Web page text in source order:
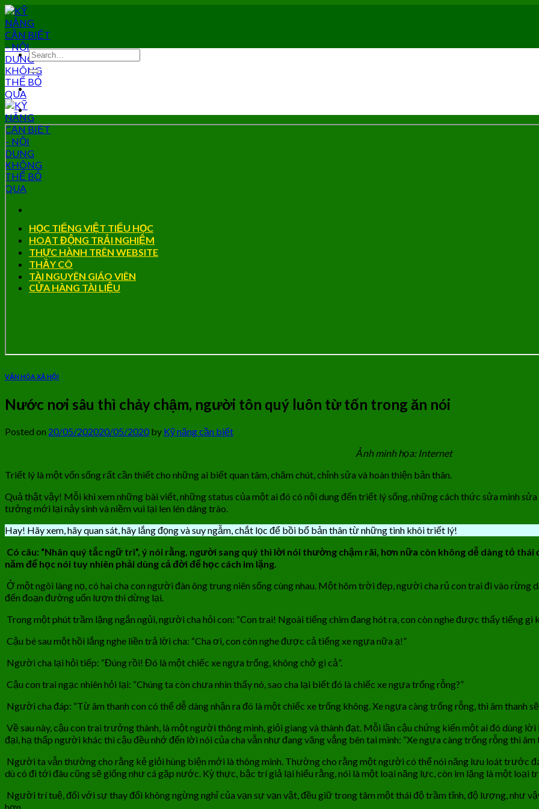
Skip
to
content
HỌC TIẾNG VIỆT TIỂU HỌC
HOẠT ĐỘNG TRẢI NGHIỆM
THỰC HÀNH TRÊN WEBSITE
THẦY CÔ
TÀI NGUYÊN GIÁO VIÊN
CỬA HÀNG TÀI LIỆU
VĂN HÓA XÃ HỘI
Nước nơi sâu thì chảy chậm, người tôn quý luôn từ tốn trong ăn nói
Posted on 20/05/202020/05/2020by Kỹ năng cần biết
Ảnh minh họa: Internet
Triết lý là một vốn sống rất cần thiết cho những ai biết quan tâm, chăm chút, chỉnh sửa và hoàn thiện bản thân.
Quả thật vậy! Mỗi khi xem những bài viết, những status của một ai đó có nội dung đến triết lý sống, những cách thức sửa mình
tưởng mới lại nảy sinh và niềm vui lại len lén dâng trào.
Hay! Hãy xem, hãy quan sát, hãy lắng đọng và suy ngẫm, chắt lọc để bồi bổ bản thân từ những tinh khôi triết lý!
Có câu: “Nhân quý tắc ngữ trì”, ý nói rằng, người sang quý thì lời nói thường chậm rãi, hơn nữa còn không dễ dàng tỏ
năm để học nói tuy nhiên phải dùng cả đời để học cách im lặng.
Ở một ngôi làng nọ, có hai cha con người đàn ông trung niên sống cùng nhau. Một hôm trời đẹp, người cha rủ con trai đi vào rừng
đến đoạn đường uốn lượn thì dừng lại.
Trong một phút trầm lặng ngắn ngủi, người cha hỏi con: “Con trai! Ngoài tiếng chim đang hót ra, con còn nghe được thấy tiếng gì
Cậu bé sau một hồi lắng nghe liền trả lời cha: “Cha ơi, con còn nghe được cả tiếng xe ngựa nữa ạ!”
Người cha lại hỏi tiếp: “Đúng rồi! Đó là một chiếc xe ngựa trống, không chở gì cả”.
Cậu con trai ngạc nhiên hỏi lại: “Chúng ta còn chưa nhìn thấy nó, sao cha lại biết đó là chiếc xe ngựa trống rỗng?”
Người cha đáp: “Từ âm thanh con có thể dễ dàng nhận ra đó là một chiếc xe trống không. Xe ngựa càng trống rỗng, thì âm thanh sẽ
Về sau này, cậu con trai trưởng thành, là một người thông minh, giỏi giang và thành đạt. Mỗi lần cậu chứng kiến một ai đó dùng
đại, hạ thấp người khác thì cậu đều nhớ đến lời nói của cha vẫn như đang văng vẳng bên tai mình: “Xe ngựa càng trống rỗng thì âm
Người ta vẫn thường cho rằng kẻ giỏi hùng biện mới là thông minh. Thường cho rằng một người có thể nói năng lưu loát trước
dù có đi tới đâu cũng sẽ giống như cá gặp nước. Kỳ thực, bậc trí giả lại hiểu rằng, nói là một loại năng lực, còn im lặng là một loại
Người trí tuệ, đối với sự thay đổi không ngừng nghỉ của vạn sự vạn vật, đều giữ trong tâm một thái độ trầm tĩnh, độ lượng, như